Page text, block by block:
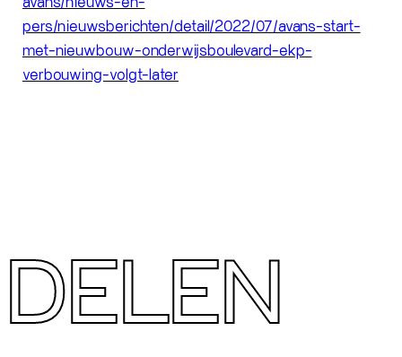
pers/nieuwsberichten/detail/2022/07/avans-start-
met-nieuwbouw-onderwijsboulevard-ekp-
verbouwing-volgt-later
DELEN